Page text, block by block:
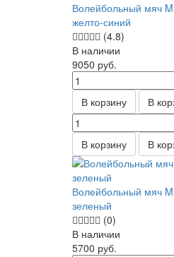
Волейбольный мяч
желто-синий
(4.8)
В наличии
9050 руб.
В корзину В
В корзину В
Волейбольный мяч
зеленый
(0)
В наличии
5700 руб.